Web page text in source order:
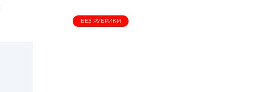
БЕЗ РУБРИКИ